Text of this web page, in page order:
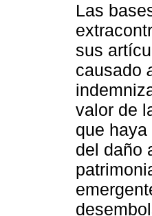
Las
sus
causado
valor de
que
del daño